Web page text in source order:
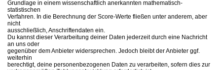
Grundlage in einem wissenschaftlich anerkannten mathematisch-
statistischen
Verfahren. In die Berechnung der Score-Werte fließen unter anderem, aber
nicht
ausschließlich, Anschriftendaten ein.
Du kannst dieser Verarbeitung deiner Daten jederzeit durch eine Nachricht
an uns oder
gegenüber dem Anbieter widersprechen. Jedoch bleibt der Anbieter ggf.
weiterhin
berechtigt, deine personenbezogenen Daten zu verarbeiten, sofern dies zur